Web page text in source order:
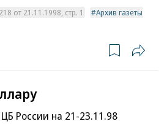
от 21.11.1998, стр. 1
Архив газеты
России на 21-23.11.98